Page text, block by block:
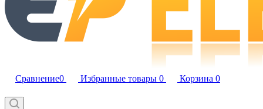
Сравнение0 Избранные товары 0 Корзина 0